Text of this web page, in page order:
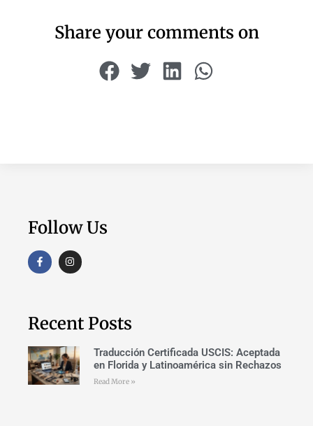
Share your comments on
Follow Us
Recent Posts
Traducción Certificada USCIS: Aceptada
en Florida y Latinoamérica sin Rechazos
Read More »